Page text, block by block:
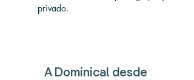
privado.
A Dominical desde